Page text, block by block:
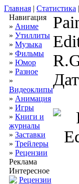
Главная | Статистика |
Навигация
» Аниме
» Утиллиты
» Музыка
» Фильмы
» Юмор
» Разное
»
Видеоклипы
» Анимация
» Игры
» Книги и
журналы
» Заставки
» Трейлеры
» Рецензии
Реклама
Интересное